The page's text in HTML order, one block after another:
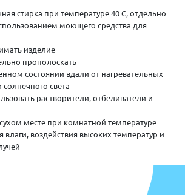
стирка при температуре 40 С, отдельно
моющего средства для
изделие
прополоскать
состоянии вдали от нагревательных
света
растворители, отбеливатели и
месте при комнатной температуре
влаги, воздействия высоких температур и